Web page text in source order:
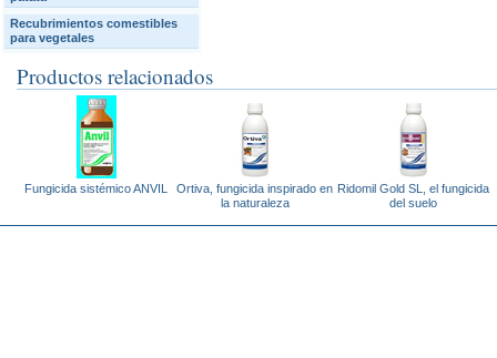
Recubrimientos comestibles
para vegetales
Productos relacionados
Fungicida sistémico ANVIL
Ortiva, fungicida inspirado en
la naturaleza
Ridomil Gold SL, el fungicida
del suelo